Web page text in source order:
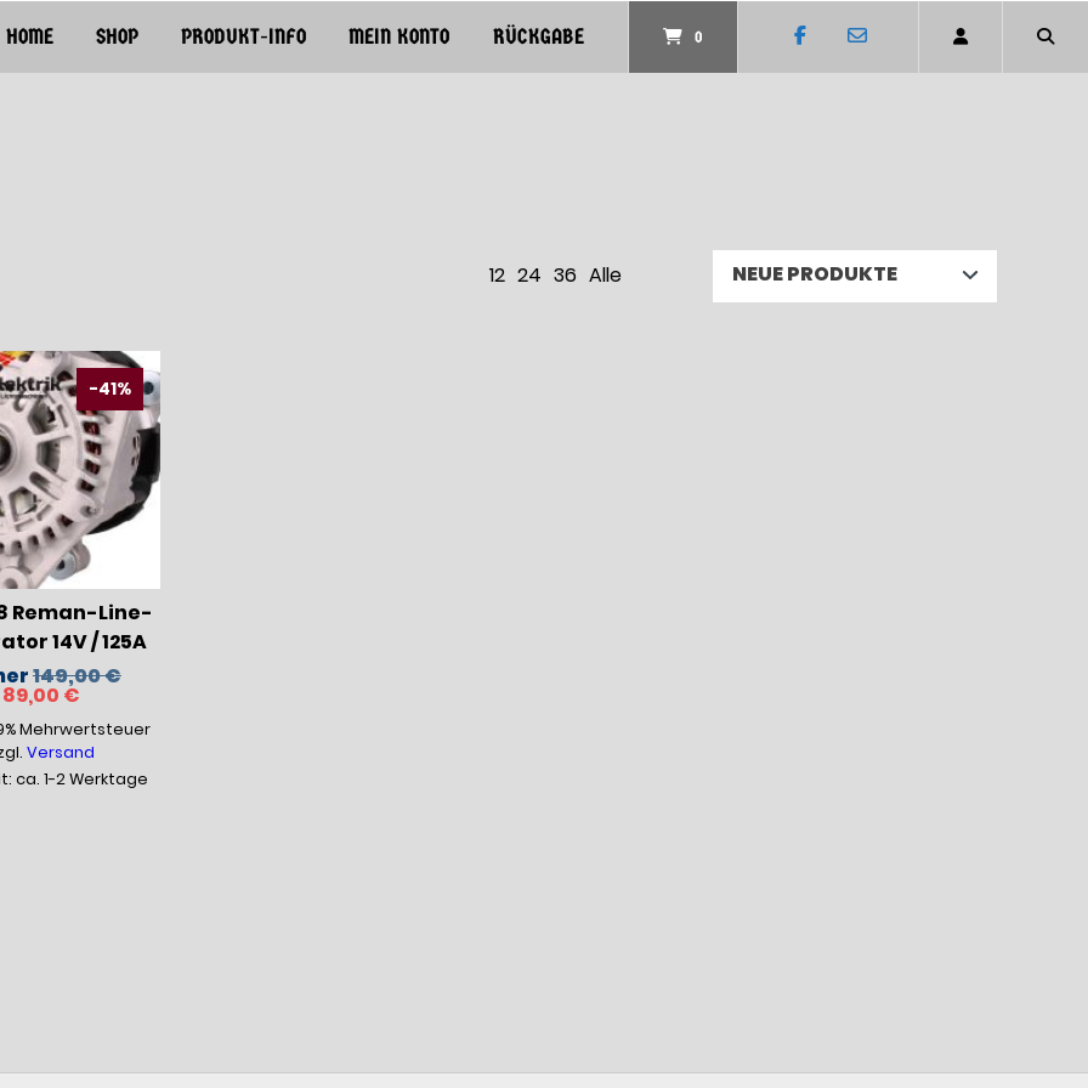
HOME SHOP PRODUKT-INFO MEIN KONTO RÜCKGABE 0
12 24 36 Alle
-41%
Reman-Line-
14V / 125A
149,00€Ursprünglicher
149,00 €
89,00 €Aktueller
ist:
89,00 €.
Mehrwertsteuer
Versand
ca. 1-2 Werktage